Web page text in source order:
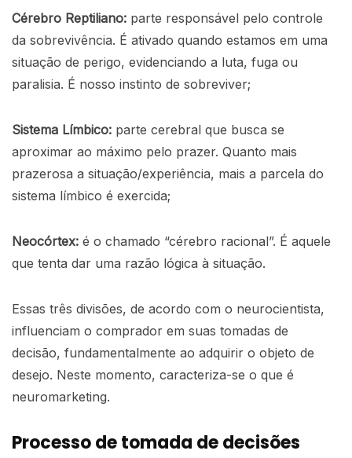
Cérebro Reptiliano: parte responsável pelo controle
da sobrevivência. É ativado quando estamos em uma
situação de perigo, evidenciando a luta, fuga ou
paralisia. É nosso instinto de sobreviver;
Sistema Límbico: parte cerebral que busca se
aproximar ao máximo pelo prazer. Quanto mais
prazerosa a situação/experiência, mais a parcela do
sistema límbico é exercida;
Neocórtex: é o chamado “cérebro racional”. É aquele
que tenta dar uma razão lógica à situação.
Essas três divisões, de acordo com o neurocientista,
influenciam o comprador em suas tomadas de
decisão, fundamentalmente ao adquirir o objeto de
desejo. Neste momento, caracteriza-se o que é
neuromarketing.
Processo de tomada de decisões